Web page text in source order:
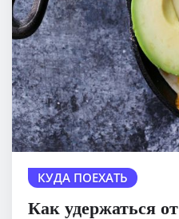
КУДА ПОЕХАТЬ
Как удержаться от